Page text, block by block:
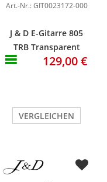
Art.-Nr.: GIT0023172-000
J & D E-Gitarre 805
TRB Transparent
Red Burst
129,00 €
VERGLEICHEN